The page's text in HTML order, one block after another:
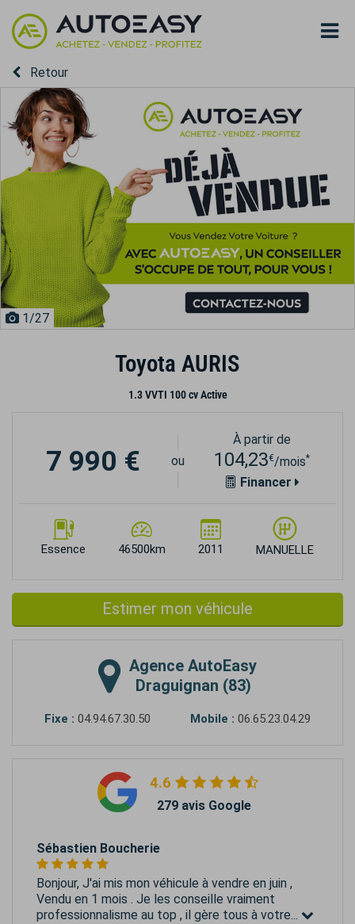
Retour
1/27
Toyota AURIS
1.3 VVTI 100 cv Active
Essence 46500km 2011 MANUELLE
7 990 € ou
À partir de
104,23€/mois*
Financer
Estimer mon véhicule
Agence AutoEasy
Draguignan (83)
Fixe : 04.94.67.30.50 Mobile : 06.65.23.04.29
4.6
279 avis Google
Sébastien Boucherie
Bonjour, J'ai mis mon véhicule à vendre en juin ,
Vendu en 1 mois . Je les conseille vraiment
professionnalisme au top , il gère tous à votre...